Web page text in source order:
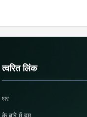
त्वरित लिंक
घर